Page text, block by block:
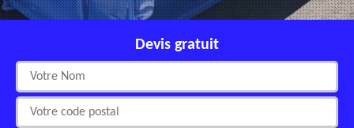
Devis gratuit